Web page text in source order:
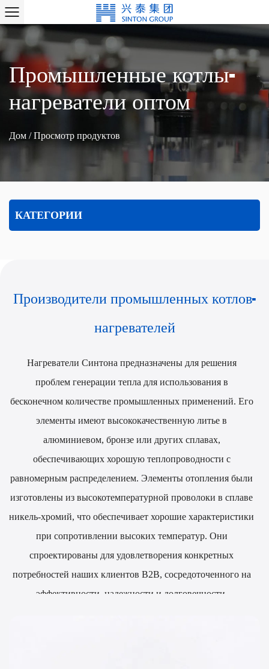
Промышленные котлы-
нагреватели оптом
Дом /Просмотр продуктов
КАТЕГОРИИ
Производители промышленных котлов-
нагревателей
Нагреватели Синтона предназначены для решения
проблем генерации тепла для использования в
бесконечном количестве промышленных применений. Его
элементы имеют высококачественную литье в
алюминиевом, бронзе или других сплавах,
обеспечивающих хорошую теплопроводности с
равномерным распределением. Элементы отопления были
изготовлены из высокотемпературной проволоки в сплаве
никель-хромий, что обеспечивает хорошие характеристики
при сопротивлении высоких температур. Они
спроектированы для удовлетворения конкретных
потребностей наших клиентов B2B, сосредоточенного на
эффективности, надежности и долговечности.